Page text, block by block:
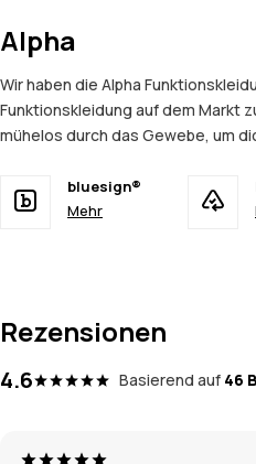
Alpha
Wir haben die Alpha
Funktionskleidung auf dem Markt
mühelos durch das Gewebe, um
bluesign®
Mehr
Rezensionen
4.6 Basierend auf 46